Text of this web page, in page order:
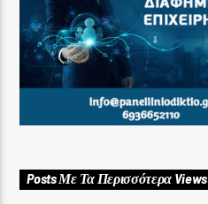
Posts Με Τα Περισσότερα Views